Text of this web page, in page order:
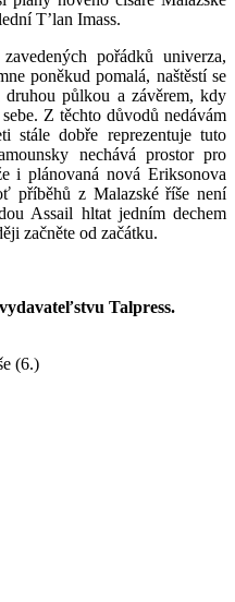
T’lan Imass.
pořádků univerza,
poněkud pomalá, naštěstí se
půlkou a závěrem, kdy
Z těchto důvodů nedávám
stále dobře reprezentuje tuto
nechává prostor pro
i plánovaná nová Eriksonova
příběhů z Malazské říše není
Assail hltat jedním dechem
začněte od začátku.
Talpress.
(6.)